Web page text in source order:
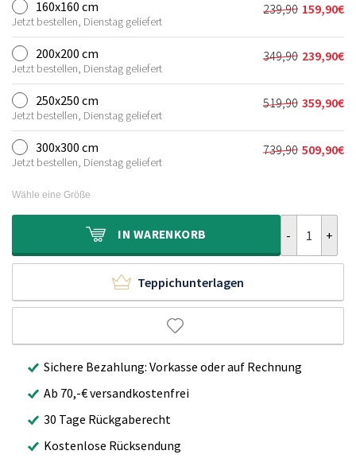
189,90€
129,90€.
160x160 cm
Jetzt bestellen, Dienstag geliefert
239,90
Preis
war:
239,90€
159,90€
Aktueller
Preis
ist:
159,90€.
200x200 cm
Jetzt bestellen, Dienstag geliefert
349,90
Preis
war:
349,90€
239,90€
Aktueller
Preis
ist:
239,90€.
250x250 cm
Jetzt bestellen, Dienstag geliefert
519,90
Preis
war:
519,90€
359,90€
Aktueller
Preis
ist:
359,90€.
300x300 cm
Jetzt bestellen, Dienstag geliefert
739,90 509,90€
Aktueller
Wähle eine Größe
IN WARENKORB
Teppichunterlagen
Sichere Bezahlung: Vorkasse oder auf Rechnung
Ab 70,-€ versandkostenfrei
30 Tage Rückgaberecht
Kostenlose Rücksendung